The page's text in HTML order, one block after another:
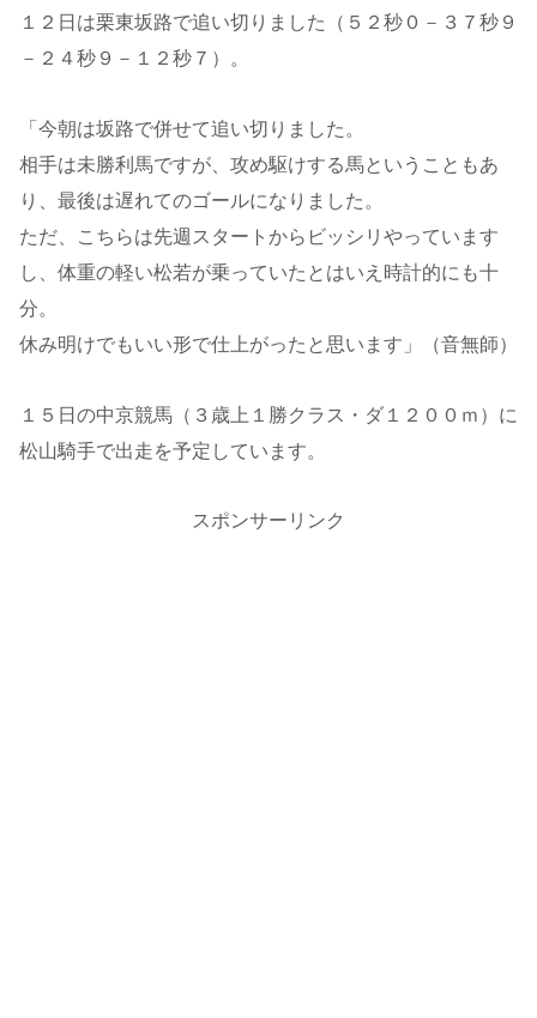
１２日は栗東坂路で追い切りました（５２秒０－３７秒９
－２４秒９－１２秒７）。
「今朝は坂路で併せて追い切りました。
相手は未勝利馬ですが、攻め駆けする馬ということもあ
り、最後は遅れてのゴールになりました。
ただ、こちらは先週スタートからビッシリやっています
し、体重の軽い松若が乗っていたとはいえ時計的にも十
分。
休み明けでもいい形で仕上がったと思います」（音無師）
１５日の中京競馬（３歳上１勝クラス・ダ１２００ｍ）に
松山騎手で出走を予定しています。
スポンサーリンク